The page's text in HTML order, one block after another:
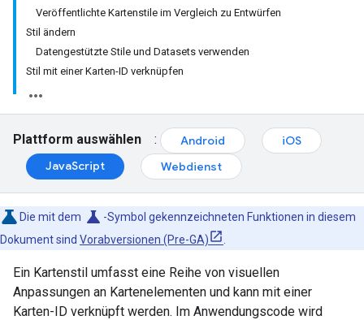
Veröffentlichte Kartenstile im Vergleich zu Entwürfen
Stil ändern
Datengestützte Stile und Datasets verwenden
Stil mit einer Karten-ID verknüpfen
Plattform auswählen : Android
iOS
JavaScript
Webdienst
Die mit dem science -Symbol gekennzeichneten Funktionen in diesem
Dokument sind Vorabversionen (Pre-GA)
Ein Kartenstil umfasst eine Reihe von visuellen
Anpassungen an Kartenelementen und kann mit einer
Karten-ID verknüpft werden. Im Anwendungscode wird